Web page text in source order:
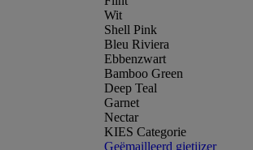
Wit
Shell Pink
Bleu Riviera
Ebbenzwart
Bamboo Green
Deep Teal
Garnet
Nectar
KIES Categorie
Geëmailleerd gietijzer